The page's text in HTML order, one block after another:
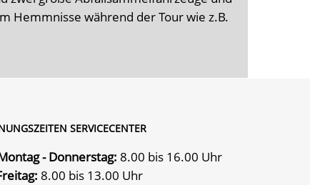
Hemmnisse während der Tour wie z.B.
SERVICECENTER
- Donnerstag: 8.00 bis 16.00 Uhr
8.00 bis 13.00 Uhr